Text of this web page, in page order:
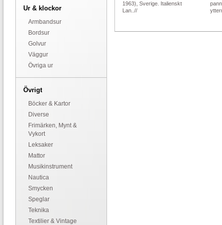
Ur & klockor
Armbandsur
Bordsur
Golvur
Väggur
Övriga ur
Övrigt
Böcker & Kartor
Diverse
Frimärken, Mynt &
Vykort
Leksaker
Mattor
Musikinstrument
Nautica
Smycken
Speglar
Teknika
Textilier & Vintage
1963), Sverige. Italienskt
Lan..//